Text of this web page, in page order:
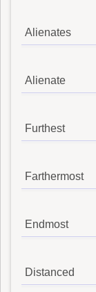
Alienates
Alienate
Furthest
Farthermost
Endmost
Distanced